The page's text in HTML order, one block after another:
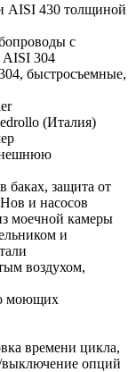
AISI 430 толщиной
с
AISI 304
быстросъемные,
(Италия)
баках, защита от
и насосов
моечной камеры
и
воздухом,
моющих
времени цикла,
выключение опций